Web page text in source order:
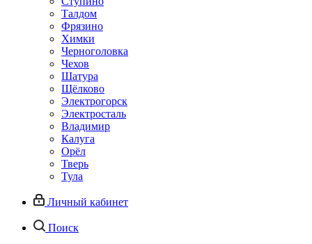
Талдом
Фрязино
Химки
Черноголовка
Чехов
Шатура
Щёлково
Электрогорск
Электросталь
Владимир
Калуга
Орёл
Тверь
Тула
Личный кабинет
Поиск